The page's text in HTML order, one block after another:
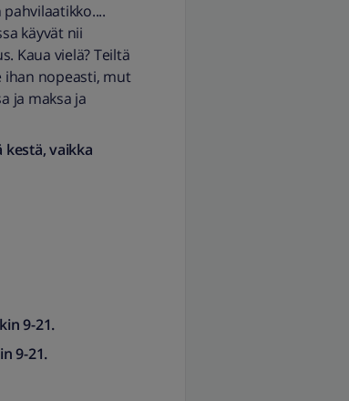
käyvät nii
Kaua vielä? Teiltä
nopeasti, mut
ja maksa ja
kestä, vaikka
9-21.
9-21.